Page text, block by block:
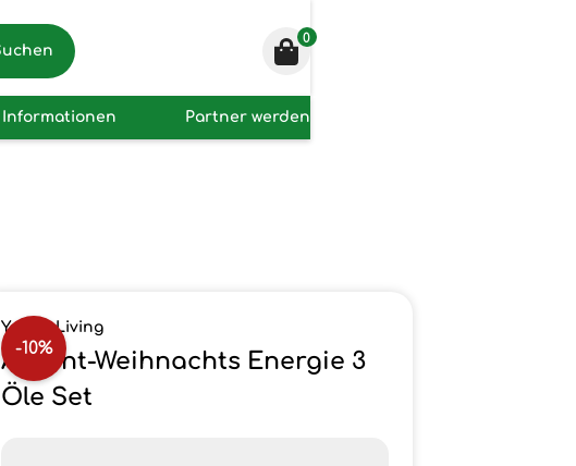
0
Informationen Partner werden
-10%
Young Living
Advent-Weihnachts Energie 3
Öle Set